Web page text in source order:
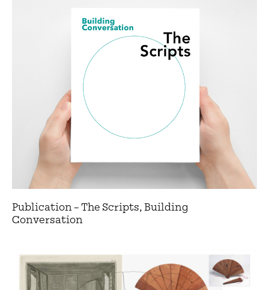
Publication – The Scripts, Building
Conversation